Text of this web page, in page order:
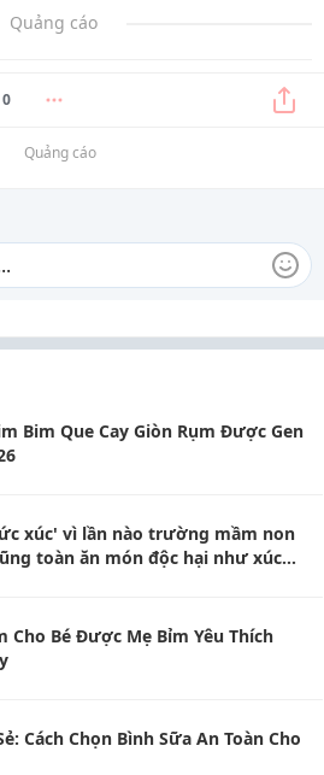
Quảng cáo
0
Quảng cáo
Bim Que Cay Giòn Rụm Được Gen
xúc' vì lần nào trường mầm non
toàn ăn món độc hại như xúc
Cho Bé Được Mẹ Bỉm Yêu Thích
Cách Chọn Bình Sữa An Toàn Cho